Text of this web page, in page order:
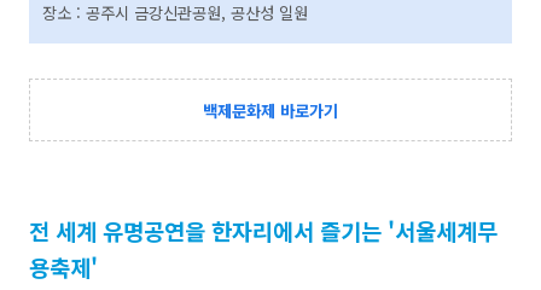
장소 : 공주시 금강신관공원, 공산성 일원
백제문화제 바로가기
전 세계 유명공연을 한자리에서 즐기는 '서울세계무
용축제'